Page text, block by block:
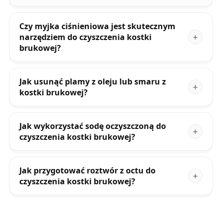
Czy myjka ciśnieniowa jest skutecznym
narzędziem do czyszczenia kostki
brukowej?
Jak usunąć plamy z oleju lub smaru z
kostki brukowej?
Jak wykorzystać sodę oczyszczoną do
czyszczenia kostki brukowej?
Jak przygotować roztwór z octu do
czyszczenia kostki brukowej?